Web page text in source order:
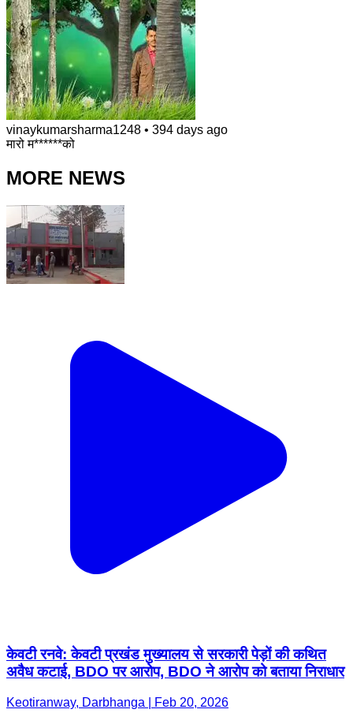
vinaykumarsharma1248 • 394 days ago
मारो म******को
MORE NEWS
केवटी रनवे: केवटी प्रखंड मुख्यालय से सरकारी पेड़ों की कथित
अवैध कटाई, BDO पर आरोप, BDO ने आरोप को बताया निराधार
Keotiranway, Darbhanga | Feb 20, 2026